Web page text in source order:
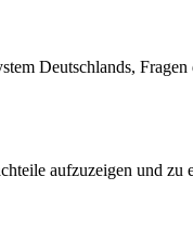
Deutschlands,
aufzuzeigen und zu